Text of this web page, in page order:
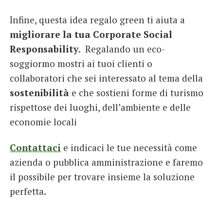
Infine, questa idea regalo green ti aiuta a
migliorare la tua Corporate Social
Responsability. Regalando un eco-
soggiormo mostri ai tuoi clienti o
collaboratori che sei interessato al tema della
sostenibilità e che sostieni forme di turismo
rispettose dei luoghi, dell’ambiente e delle
economie locali
Contattaci e indicaci le tue necessità come
azienda o pubblica amministrazione e faremo
il possibile per trovare insieme la soluzione
perfetta.